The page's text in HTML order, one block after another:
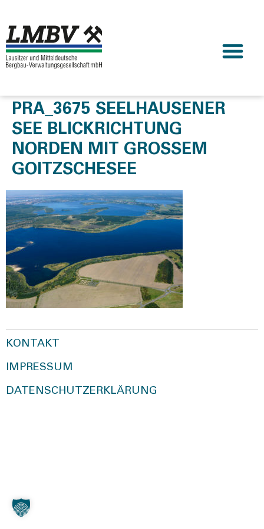
PRA_3675 SEELHAUSENER
SEE BLICKRICHTUNG
NORDEN MIT GROSSEM G
OITZSCHESEE
KONTAKT
IMPRESSUM
DATENSCHUTZERKLÄRUNG